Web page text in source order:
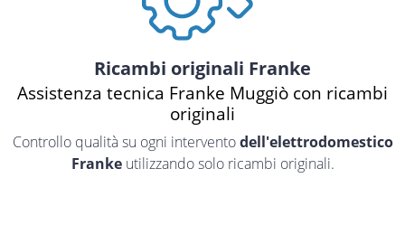
Ricambi originali Franke
Assistenza tecnica Franke Muggiò con ricambi
originali
Controllo qualità su ogni interventodell'elettrodomestico
Frankeutilizzando solo ricambi originali.